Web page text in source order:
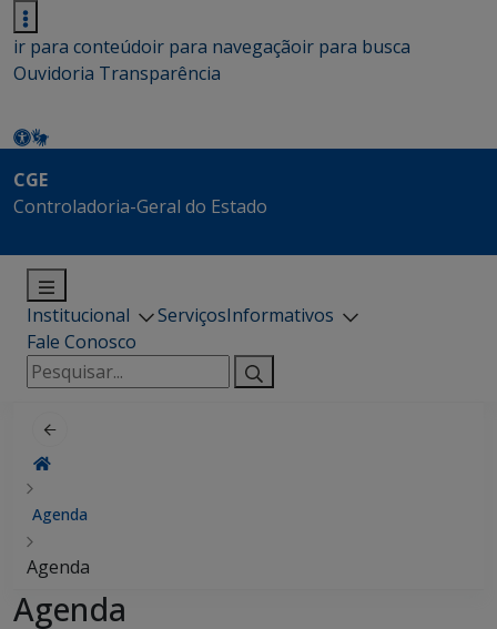
ir para conteúdoir para navegaçãoir para busca
Ouvidoria Transparência
CGE
Controladoria-Geral do Estado
Institucional ServiçosInformativos
Fale Conosco
Pesquisar
por:
Agenda
Agenda
Agenda